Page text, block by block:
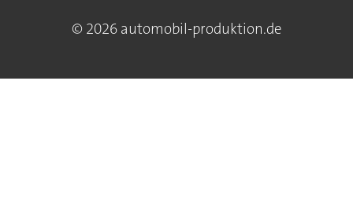
© 2026 automobil-produktion.de